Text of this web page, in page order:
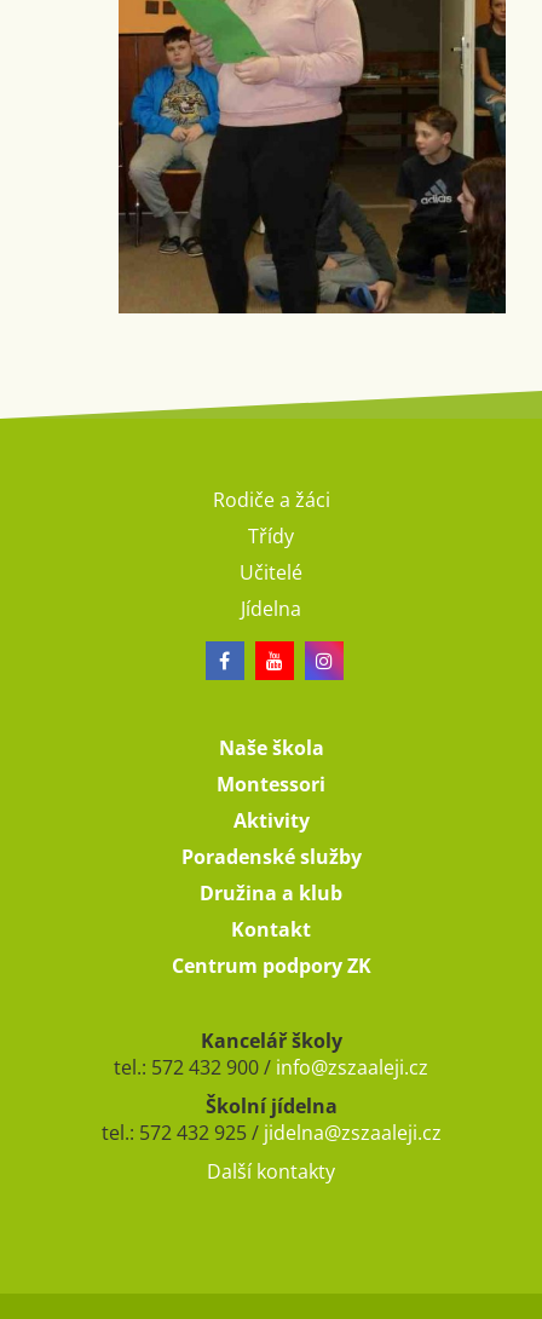
Rodiče a žáci
Třídy
Učitelé
Jídelna
Naše škola
Montessori
Aktivity
Poradenské služby
Družina a klub
Kontakt
Centrum podpory ZK
Kancelář školy
tel.: 572 432 900 / info@zszaaleji.cz
Školní jídelna
tel.: 572 432 925 / jidelna@zszaaleji.cz
Další kontakty